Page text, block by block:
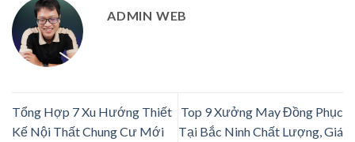
ADMIN WEB
Tổng Hợp 7 Xu Hướng Thiết
Kế Nội Thất Chung Cư Mới
Top 9 Xưởng May Đồng Phục
Tại Bắc Ninh Chất Lượng, Giá